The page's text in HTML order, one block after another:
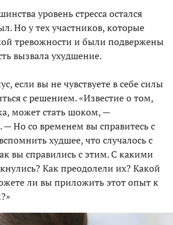
уровень стресса остался
Но у тех участников, которые
тревожности и были подвержены
вызвала ухудшение.
если вы не чувствуете в себе силы
с решением. «Известие о том,
может стать шоком, —
— Но со временем вы справитесь с
худшее, что случалось с
вы справились с этим. С какими
Как преодолели их? Какой
ли вы приложить этот опыт к